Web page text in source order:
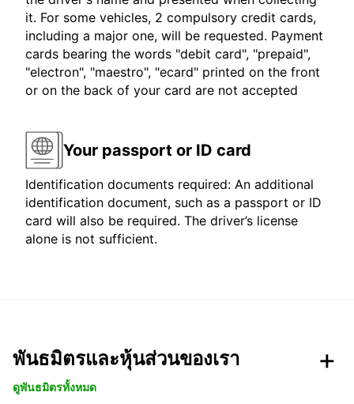
it. For some vehicles, 2 compulsory credit cards,
including a major one, will be requested. Payment
cards bearing the words "debit card", "prepaid",
"electron", "maestro", "ecard" printed on the front
or on the back of your card are not accepted
Your passport or ID card
Identification documents required: An additional
identification document, such as a passport or ID
card will also be required. The driver’s license
alone is not sufficient.
พันธมิตรและหุ้นส่วนของเรา
ดูพันธมิตรทั้งหมด